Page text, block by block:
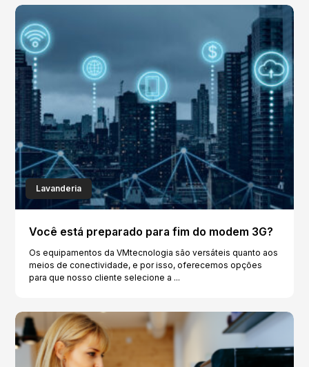
Lavanderia
Você está preparado para fim do modem 3G?
Os equipamentos da VMtecnologia são versáteis quanto aos
meios de conectividade, e por isso, oferecemos opções
para que nosso cliente selecione a ...